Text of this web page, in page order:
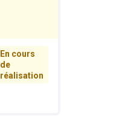
En cours
de
réalisation